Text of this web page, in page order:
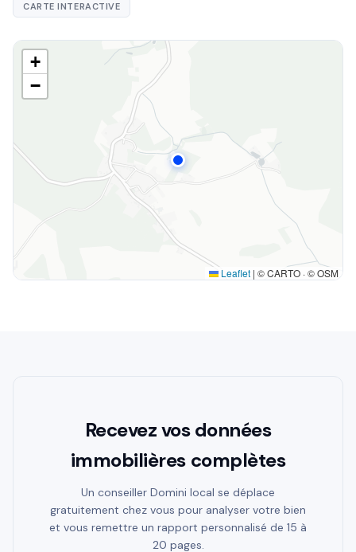
CARTE INTERACTIVE
+
−
Leaflet | © CARTO · © OSM
Recevez vos données
immobilières complètes
Un conseiller Domini local se déplace
gratuitement chez vous pour analyser votre bien
et vous remettre un rapport personnalisé de 15 à
20 pages.